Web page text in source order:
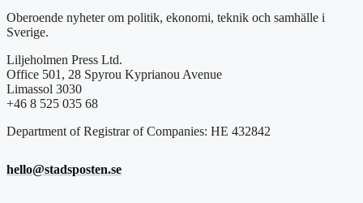
Oberoende nyheter om politik, ekonomi, teknik och samhälle i
Sverige.
Liljeholmen Press Ltd.
Office 501, 28 Spyrou Kyprianou Avenue
Limassol 3030
+46 8 525 035 68
Department of Registrar of Companies: HE 432842
hello@stadsposten.se